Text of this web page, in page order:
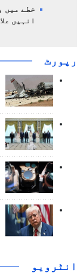
خطے میں
انہیں
رپورٹ
انٹرويو